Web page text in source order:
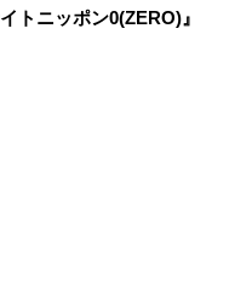
トニッポン0(ZERO)』